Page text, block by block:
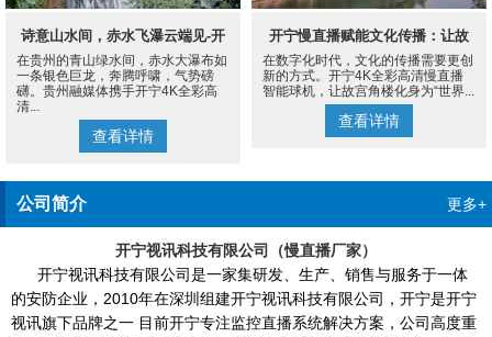
诗意山水间，赤水飞瀑云端见-开
宁4K慢直播摄像机
在贵州的青山绿水间，赤水大瀑布如
一条银色巨龙，奔腾呼啸，气势磅
礴。贵州融媒体携手开宁4K全彩高
清...
查看详情
开宁慢直播赋能文化传播：让故
宫角楼成为世界的文化客厅
在数字化时代，文化的传播需要更创
新的方式。开宁4K全彩高清慢直播
智能球机，让故宫角楼化身为“世界...
查看详情
公司简介 更多+
开宁视讯科技有限公司（慢直播厂家）
开宁视讯科技有限公司是一家集研发、生产、销售与服务于一体
的安防企业，2010年在深圳组建开宁视讯科技有限公司，开宁是开宁
视讯旗下品牌之一 目前开宁专注监控直播系统解决方案，公司高度重